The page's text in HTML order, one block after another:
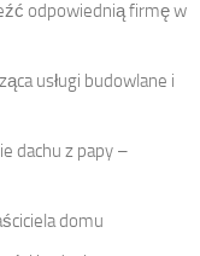
odpowiednią firmę w
usługi budowlane i
dachu z papy –
domu